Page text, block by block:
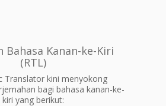
Bahasa Kanan-ke-Kiri
(RTL)
Translator kini menyokong
bagi bahasa kanan-ke-
kiri yang berikut: